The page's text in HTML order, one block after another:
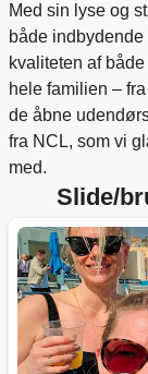
Med sin lyse og
både
kvaliteten af
hele familien –
de åbne
fra NCL, som vi
med.
Slide/